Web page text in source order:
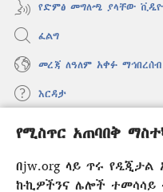
የሚስጥር አጠባበቅ
በjw.org ላይ ጥሩ
ኩኪዎችንና ሌሎች ተመሳሳይ
የድምፅ መግለጫ ያላቸው
ፈልግ
መረጃ ለዓለም አቀፉ ማኅበረሰብ
እርዳታ
መዋጮዎች
(አዲስ
ክፈት)
የመጠበቂያ ግንብ
(አዲስ